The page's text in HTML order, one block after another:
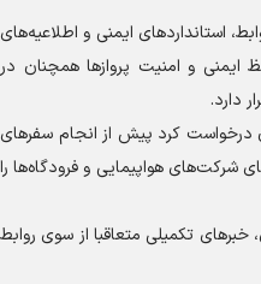
استاندارد‌های ایمنی و اطلاعیه‌های
و امنیت پرواز‌ها همچنان در
دارد.
درخواست کرد پیش از انجام سفر‌های
شرکت‌های هواپیمایی و فرودگاه‌ها را
خبر‌های تکمیلی متعاقبا از سوی روابط